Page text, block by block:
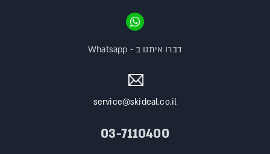
service@skideal.co.il
03-7110400
דברו איתנו ב - Whatsapp